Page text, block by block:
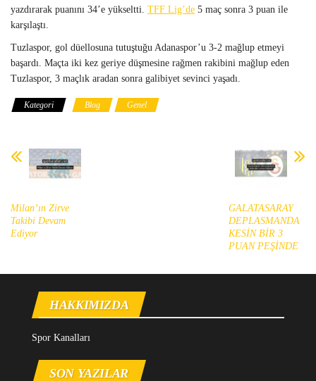
yazdırarak puanını 34’e yükseltti. TFF Lig’de 5 maç sonra 3 puan ile
karşılaştı.
Tuzlaspor, gol düellosuna tutuştuğu Adanaspor’u 3-2 mağlup etmeyi
başardı. Maçta iki kez geriye düşmesine rağmen rakibini mağlup eden
Tuzlaspor, 3 maçlık aradan sonra galibiyet sevinci yaşadı.
Kategori Blog Genel
Milan’ın Zirve
Takibi Devam
Ediyor
GALATASARAY
DEPLASMANDA
KESİN BİR 3
PUAN PEŞİNDE
HAKKIMIZDA
Spor Kanalları
SON YAZILAR